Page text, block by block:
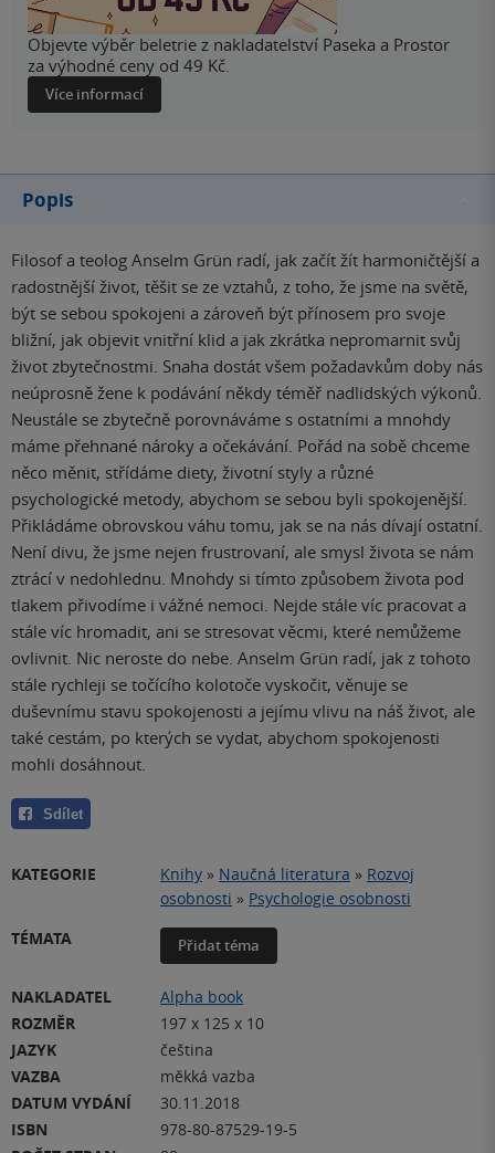
Objevte výběr beletrie z nakladatelství Paseka a Prostor
za výhodné ceny od 49 Kč.
Více informací
Popis
Filosof a teolog Anselm Grün radí, jak začít žít harmoničtější a
radostnější život, těšit se ze vztahů, z toho, že jsme na světě,
být se sebou spokojeni a zároveň být přínosem pro svoje
bližní, jak objevit vnitřní klid a jak zkrátka nepromarnit svůj
život zbytečnostmi. Snaha dostát všem požadavkům doby nás
neúprosně žene k podávání někdy téměř nadlidských výkonů.
Neustále se zbytečně porovnáváme s ostatními a mnohdy
máme přehnané nároky a očekávání. Pořád na sobě chceme
něco měnit, střídáme diety, životní styly a různé
psychologické metody, abychom se sebou byli spokojenější.
Přikládáme obrovskou váhu tomu, jak se na nás dívají ostatní.
Není divu, že jsme nejen frustrovaní, ale smysl života se nám
ztrácí v nedohlednu. Mnohdy si tímto způsobem života pod
tlakem přivodíme i vážné nemoci. Nejde stále víc pracovat a
stále víc hromadit, ani se stresovat věcmi, které nemůžeme
ovlivnit. Nic neroste do nebe. Anselm Grün radí, jak z tohoto
stále rychleji se točícího kolotoče vyskočit, věnuje se
duševnímu stavu spokojenosti a jejímu vlivu na náš život, ale
také cestám, po kterých se vydat, abychom spokojenosti
mohli dosáhnout.
Sdílet
KATEGORIE Knihy » Naučná literatura » Rozvoj
osobnosti » Psychologie osobnosti
TÉMATA
Přidat téma
NAKLADATEL
Alpha book
ROZMĚR
197 x 125 x 10
JAZYK
čeština
VAZBA
měkká vazba
DATUM VYDÁNÍ
30.11.2018
ISBN
978-80-87529-19-5